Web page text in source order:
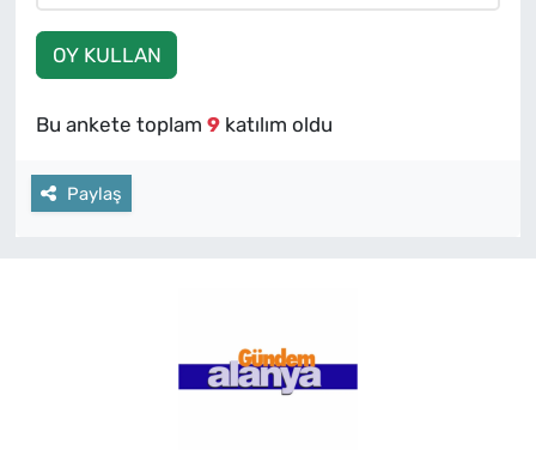
OY KULLAN
Bu ankete toplam 9katılım oldu
Paylaş